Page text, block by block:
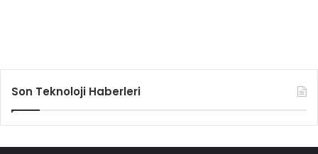
Son Teknoloji Haberleri